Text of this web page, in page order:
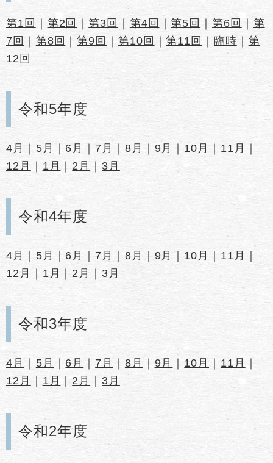
第1回 ｜ 第2回 ｜第3回 ｜ 第4回 ｜第5回 ｜第6回 ｜ 第
7回 ｜ 第8回 ｜第9回 ｜ 第10回 ｜第11回 ｜ 臨時 ｜ 第
12回
令和5年度
4月 ｜ 5月 ｜6月 ｜ 7月 ｜ 8月 ｜ 9月 ｜ 10月 ｜ 11月
｜
12月
｜ 1月 ｜ 2月 ｜3月
令和4年度
4月 ｜ 5月 ｜ 6月 ｜ 7月 ｜ 8月 ｜ 9月 ｜ 10月 ｜ 11月
｜
12月
｜ 1月 ｜ 2月 ｜ 3月
令和3年度
4月 ｜ 5月 ｜ 6月 ｜ 7月 ｜ 8月 ｜ 9月 ｜ 10月 ｜ 11月
｜
12月
｜ 1月 ｜ 2月 ｜ 3月
令和2年度